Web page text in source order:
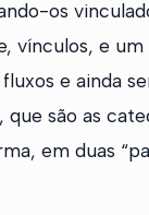
os
vínculos, e
e ainda
são as
em duas